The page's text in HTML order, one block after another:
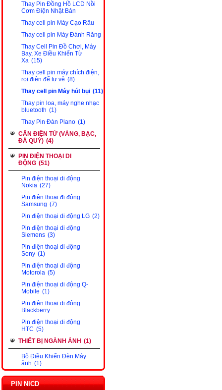
Thay Pin Đồng Hồ LCD Nồi
Cơm Điện Nhật Bản
Thay cell pin Máy Cạo Râu
Thay cell pin Máy Đánh Răng
Thay Cell Pin Đồ Chơi, Máy
Bay, Xe Điều Khiển Từ
Xa (15)
Thay cell pin máy chích điện,
roi điện để tự vệ (8)
Thay cell pin Máy hút bụi (11)
Thay pin loa, máy nghe nhạc
bluetooth (1)
Thay Pin Đàn Piano (1)
CÂN ĐIỆN TỬ (VÀNG, BẠC,
ĐÁ QUÝ) (4)
PIN ĐIỆN THOẠI DI
ĐỘNG (51)
Pin điện thoại di động
Nokia (27)
Pin điện thoại đi động
Samsung (7)
Pin điện thoại di động LG (2)
Pin điện thoại di động
Siemens (3)
Pin điện thoại di động
Sony (1)
Pin điện thoại đi động
Motorola (5)
Pin điện thoại di động Q-
Mobile (1)
Pin điện thoại di động
Blackberry
Pin điện thoại di động
HTC (5)
THIẾT BỊ NGÀNH ẢNH (1)
Bộ Điều Khiển Đèn Máy
ảnh (1)
PIN NICD